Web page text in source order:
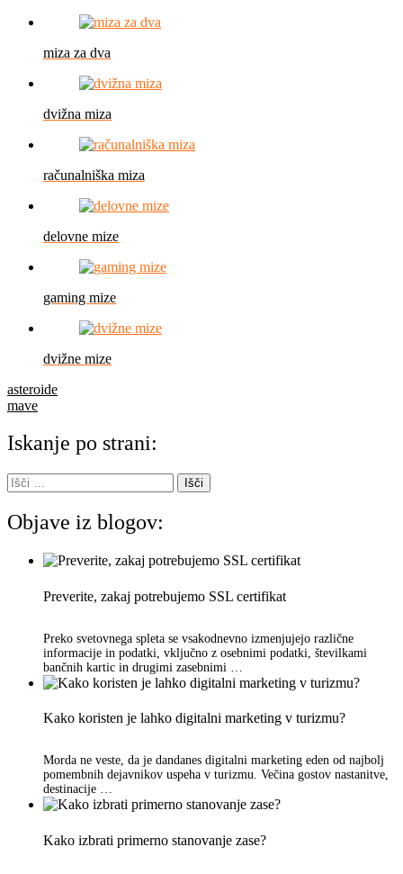
miza za dva
dvižna miza
računalniška miza
delovne mize
gaming mize
dvižne mize
Navigacija
prispevka
asteroide
mave
Iskanje po strani:
Išči:
Objave iz blogov:
Preverite, zakaj potrebujemo SSL certifikat
Preko svetovnega spleta se vsakodnevno izmenjujejo različne
informacije in podatki, vključno z osebnimi podatki, številkami
bančnih kartic in drugimi zasebnimi …
Kako koristen je lahko digitalni marketing v turizmu?
Morda ne veste, da je dandanes digitalni marketing eden od najbolj
pomembnih dejavnikov uspeha v turizmu. Večina gostov nastanitve,
destinacije …
Kako izbrati primerno stanovanje zase?